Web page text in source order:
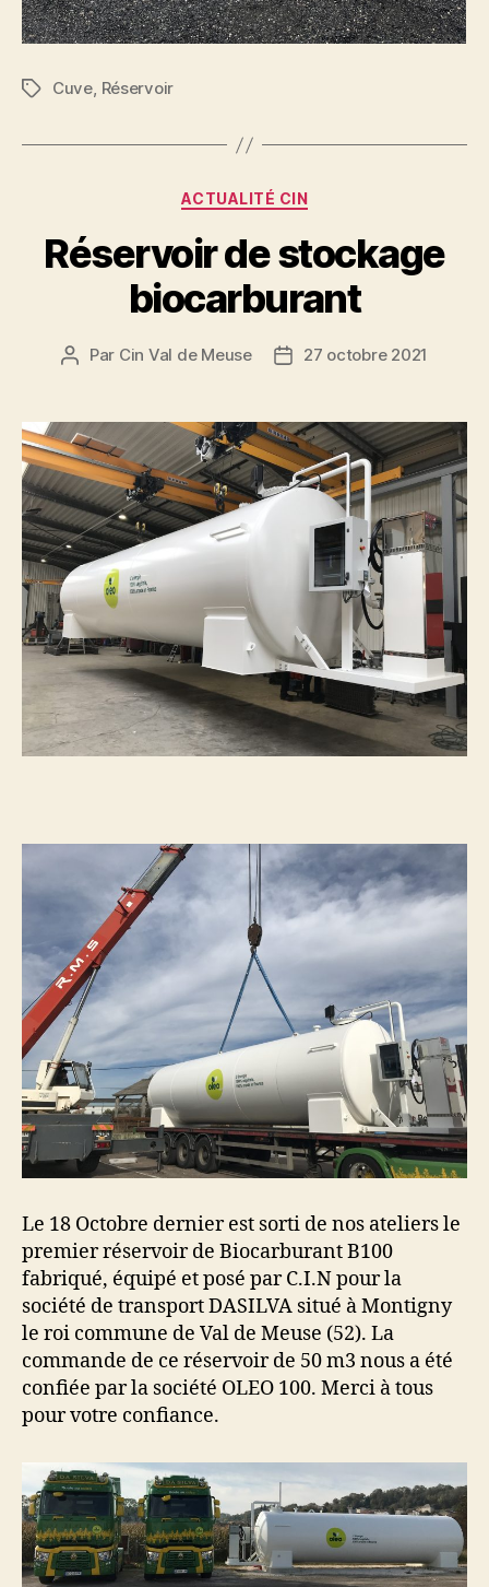
Cuve, Réservoir
ACTUALITÉ CIN
Réservoir de stockage
biocarburant
Par Cin Val de Meuse 27 octobre 2021
Le 18 Octobre dernier est sorti de nos ateliers le
premier réservoir de Biocarburant B100
fabriqué, équipé et posé par C.I.N pour la
société de transport DASILVA situé à Montigny
le roi commune de Val de Meuse (52). La
commande de ce réservoir de 50 m3 nous a été
confiée par la société OLEO 100. Merci à tous
pour votre confiance.